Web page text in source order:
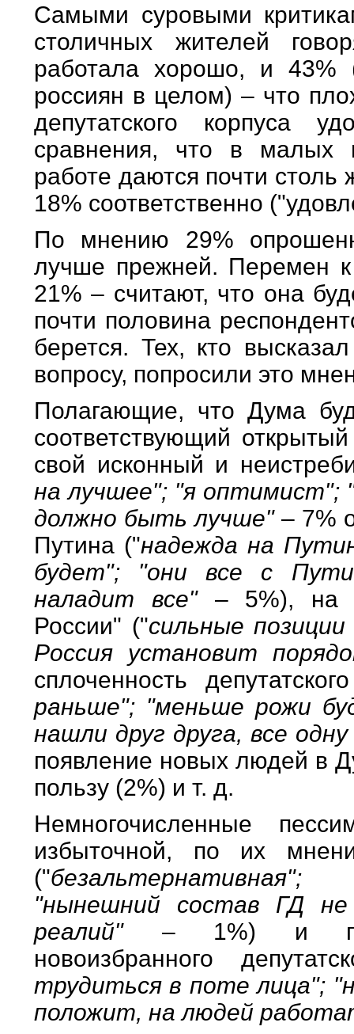
Самыми суровыми
столичных жителей
работала хорошо, и 43%
россиян в целом) – что
депутатского корпуса
сравнения, что в малых
работе даются почти столь
18% соответственно
По мнению 29%
лучше прежней. Перемен
21% – считают, что она
почти половина
берется. Тех, кто
вопросу, попросили это
Полагающие, что Дума
соответствующий
свой исконный и
на лучшее"; "я оптимист";
должно быть лучше" – 7%
Путина ("надежда на
будет"; "они все с
наладит все" – 5%), на
России" ("сильные
Россия установит
сплоченность
раньше"; "меньше рожи
нашли друг друга, все
появление новых людей в
пользу (2%) и т. д.
Немногочисленные
избыточной, по их
("
"нынешний состав ГД
реалий" – 1%) и
новоизбранного
трудиться в поте лица";
положит, на людей